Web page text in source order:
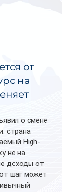
от
на
о смене
страна
High-
не на
доходы от
шаг может